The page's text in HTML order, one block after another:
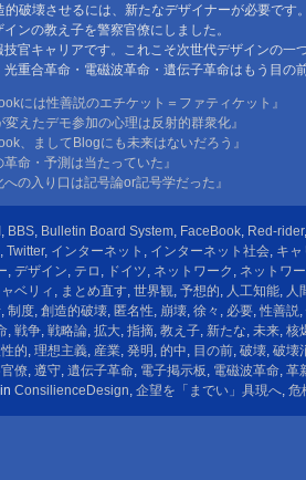
的破壊させるには、新たなデザイナーが必要です
ンの教え子を警察官僚にしました。
技官キャリアです。これこそ次世代デザインの一
光重合革命・電磁波革命・遺伝子革命はもう目の
には性善説のエチケット＝ファティケット』
変えたデモ参加の心理は反射的群衆化』
、ましてBlogにも未来はないだろう』
革命・予測は当たっていた』
への入り口は記号論or記号学だった』
, BBS, Bulletin Board System, FaceBook, Red-rider
, Twitter, インターネット , インターネット社会, キャ
, デザイン, テロ , ドイツ, ネットワーク , ネットワ
ベリィ , まとめ直す, 世界観, 予想的, 人工知能, 人
, 制度, 創造的破壊, 匿名性, 崩壊, 徐々 , 必要,性善説,
, 戦争, 戦略論, 拡大, 指摘, 教え子, 新たな, 未来, 核
的, 理想主義, 産業, 発明 , 的中, 目の前, 破壊, 破壊
僚, 遵守, 遺伝子革命, 電子掲示板, 電磁波革命, 革
ConsilienceDesign, 企望を「までい」具現へ, 危